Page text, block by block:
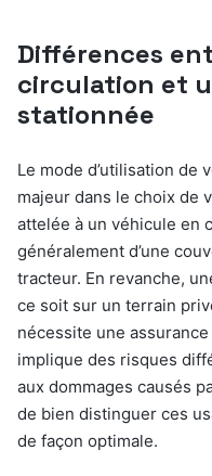
Différences
circulation et
stationnée
Le mode d’utilisation de
majeur dans le choix de
attelée à un véhicule en
généralement d’une
tracteur. En revanche,
ce soit sur un terrain
nécessite une
implique des risques
aux dommages causés
de bien distinguer ces
de façon optimale.